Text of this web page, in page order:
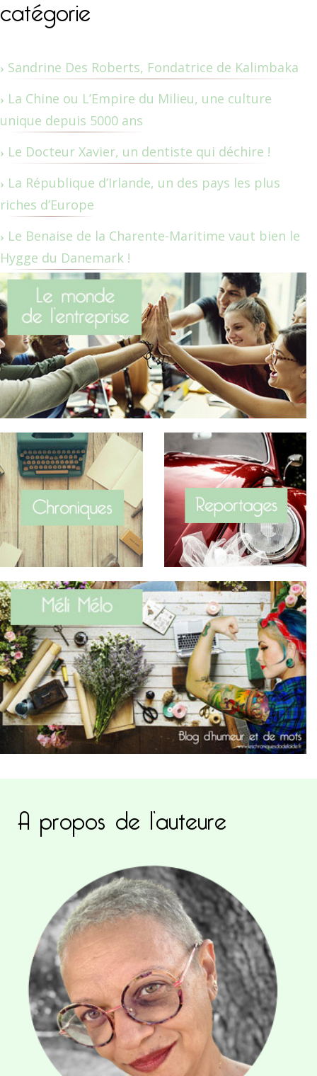
Sandrine Des Roberts, Fondatrice de Kalimbaka
La Chine ou L’Empire du Milieu, une culture
unique depuis 5000 ans
Le Docteur Xavier, un dentiste qui déchire !
La République d’Irlande, un des pays les plus
riches d’Europe
Le Benaise de la Charente-Maritime vaut bien le
Hygge du Danemark !
A propos de l’auteure